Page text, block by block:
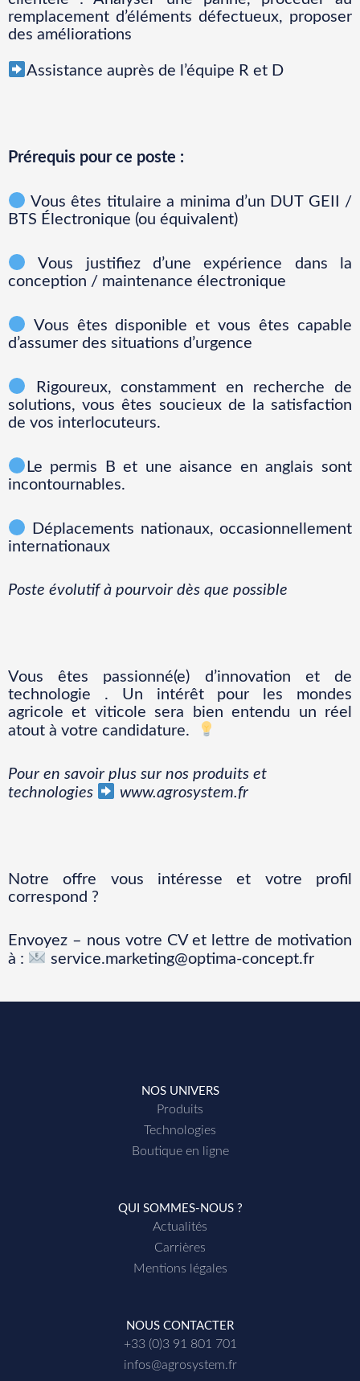
remplacement d’éléments défectueux, proposer
des améliorations
Assistance auprès de l’équipe R et D
Prérequis pour ce poste :
Vous êtes titulaire a minima d’un DUT GEII /
BTS Électronique (ou équivalent)
Vous justifiez d’une expérience dans la
conception / maintenance électronique
Vous êtes disponible et vous êtes capable
d’assumer des situations d’urgence
Rigoureux, constamment en recherche de
solutions, vous êtes soucieux de la satisfaction
de vos interlocuteurs.
Le permis B et une aisance en anglais sont
incontournables.
Déplacements nationaux, occasionnellement
internationaux
Poste évolutif à pourvoir dès que possible
Vous êtes passionné(e) d’innovation et de
technologie . Un intérêt pour les mondes
agricole et viticole sera bien entendu un réel
atout à votre candidature.
Pour en savoir plus sur nos produits et
technologies
www.agrosystem.fr
Notre offre vous intéresse et votre profil
correspond ?
Envoyez – nous votre CV et lettre de motivation
à :
service.marketing@optima-concept.fr
NOS UNIVERS
Produits
Technologies
Boutique en ligne
QUI SOMMES-NOUS ?
Actualités
Carrières
Mentions légales
NOUS CONTACTER
+33 (0)3 91 801 701
infos@agrosystem.fr